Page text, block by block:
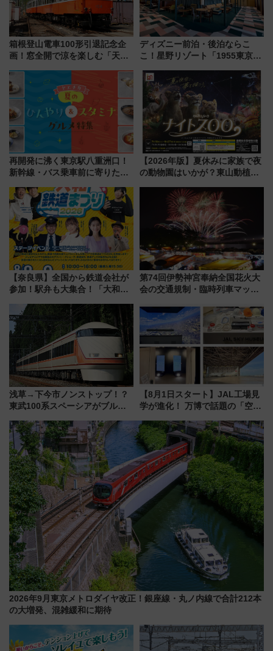
箱根登山電車100形引退記念企
画！窓全開で涼を楽しむ「天然
発売
ディズニー前泊・後泊ならこ
こ！星野リゾート「1955東京ベ
つの理由 無料バス＆24時間サー
ビスで混雑回避
再開発に沸く東京駅八重洲口！
新幹線・バス乗車前に寄りたい
やり＆スタミナグルメ」6選【新
店舗も！】
【2026年版】夏休みに家族で夜
の動物園はいかが？東山動植物
ZOO」開催情報
【奈良県】全国から鉄道会社が
参加！駅弁も大集合！「大和鉄
に開催決定
第74回伊勢神宮奉納全国花火大
会の交通規制・臨時列車マッ
セス
浅草→下今市ノンストップ！？
東武100系スペーシアがブルー
ー当時の停車駅」を再現 運転
時刻や特急券の買い方を紹介
【8月1日スタート】JAL工場見
学が進化！ 万博で話題の「空飛
限定の歴代制服仮想試着体験も
レポート
2026年9月東京メトロダイヤ改正！銀座線・丸ノ内線で合計212本
の大増発、混雑緩和に期待